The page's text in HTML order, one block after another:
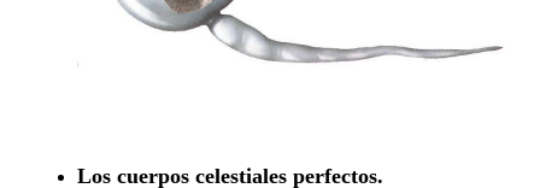
Los cuerpos celestiales perfectos.